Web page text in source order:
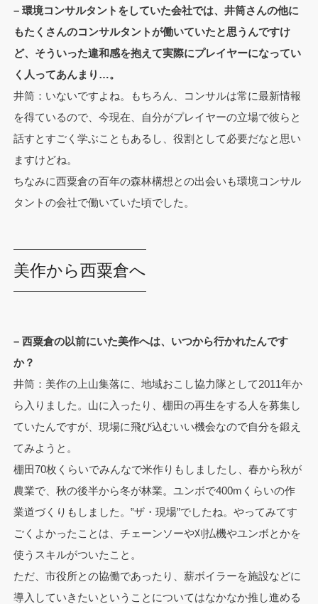
– 環境コンサルタントをしていた会社では、井筒さんの他に
もたくさんのコンサルタントが働いていたと思うんですけ
ど、そういった違和感を抱えて実際にプレイヤーになってい
く人ってあんまり…。
井筒：いないですよね。もちろん、コンサルは常に最新情報
を得ているので、今現在、自分がプレイヤーの立場で彼らと
話すとすごく学ぶこともあるし、役割として必要だなと思い
ますけどね。
ちなみに西粟倉の百年の森林構想との出会いも環境コンサル
タントの会社で働いていた頃でした。
美作から西粟倉へ
– 西粟倉の以前にいた美作へは、いつから行かれたんです
か？
井筒：美作の上山集落に、地域おこし協力隊として2011年か
ら入りました。山に入ったり、棚田の再生をする人を募集し
ていたんですが、現場に飛び込むいい機会なので自分を鍛え
てみようと。
棚田70枚くらいでみんなで米作りもしましたし、春から秋が
農業で、秋の後半から冬が林業。ユンボで400mくらいの作
業道づくりもしました。‟ザ・現場”でしたね。やってみてす
ごくよかったことは、チェーンソーや刈払機やユンボとかを
使うスキルがついたこと。
ただ、市役所との協働であったり、薪ボイラーを施設などに
導入していきたいということについてはなかなか推し進める